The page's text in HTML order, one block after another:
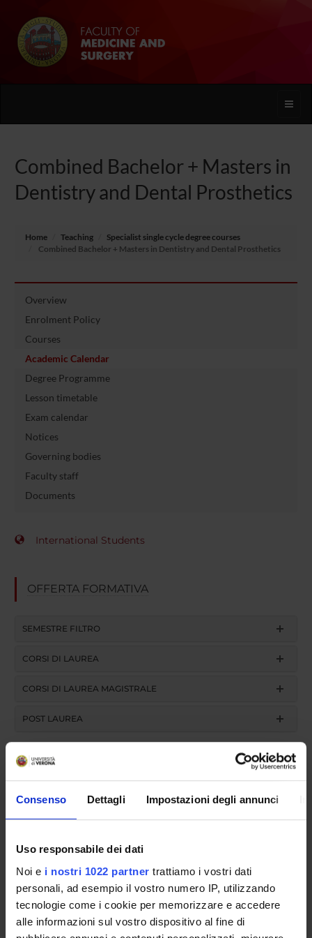
Consenso Dettagli Impostazioni degli annunci
Uso responsabile dei dati
Noi e i nostri 1022 partner trattiamo i vostri dati
personali, ad esempio il vostro numero IP, utilizzando
tecnologie come i cookie per memorizzare e accedere
alle informazioni sul vostro dispositivo al fine di
Toggle
Combined Bachelor + Masters in
Dentistry and Dental Prosthetics
Home Teaching
Specialist single cycle degree courses
Combined Bachelor + Masters in Dentistry and Dental Prosthetics
Overview
Enrolment Policy
Courses
Academic Calendar
Degree Programme
Lesson timetable
Exam calendar
Notices
Governing bodies
Faculty staff
Documents
International Students
OFFERTA FORMATIVA
SEMESTRE FILTRO
CORSI DI LAUREA
CORSI DI LAUREA MAGISTRALE
POST LAUREA
FOR INFORMATION
Operational unit: Teaching administration
Course partially running (all years except the first)